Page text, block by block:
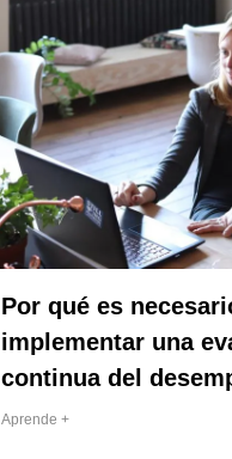
Por qué es
implementar una
continua del
Aprende +